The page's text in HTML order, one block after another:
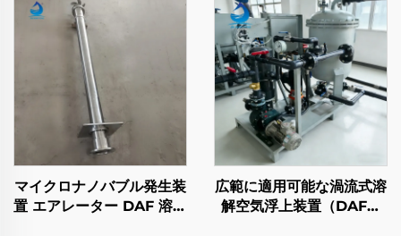
マイクロナノバブル発生装
置 エアレーター DAF 溶気
広範に適用可能な渦流式溶
解空気浮上装置（DAF）